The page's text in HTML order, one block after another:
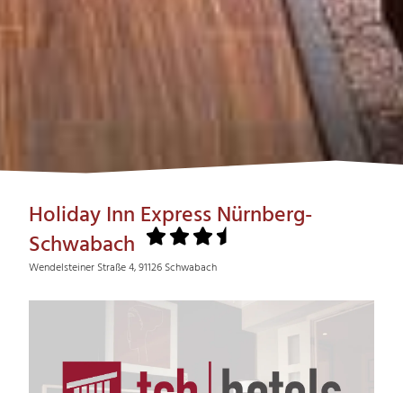
Holiday Inn Express Nürnberg-
Schwabach
Wendelsteiner Straße 4, 91126 Schwabach